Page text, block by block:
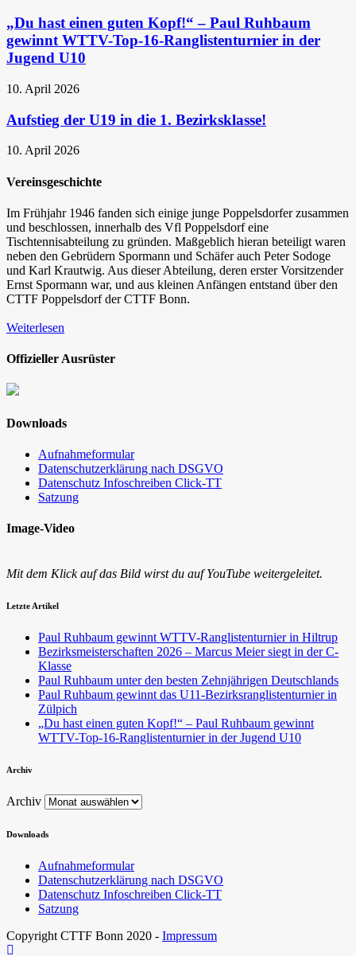
„Du hast einen guten Kopf!“ – Paul Ruhbaum
gewinnt WTTV-Top-16-Ranglistenturnier in der
Jugend U10
10. April 2026
Aufstieg der U19 in die 1. Bezirksklasse!
10. April 2026
Vereinsgeschichte
Im Frühjahr 1946 fanden sich einige junge Poppelsdorfer zusammen
und beschlossen, innerhalb des Vfl Poppelsdorf eine
Tischtennisabteilung zu gründen. Maßgeblich hieran beteiligt waren
neben den Gebrüdern Spormann und Schäfer auch Peter Sodoge
und Karl Krautwig. Aus dieser Abteilung, deren erster Vorsitzender
Ernst Spormann war, und aus kleinen Anfängen entstand über den
CTTF Poppelsdorf der CTTF Bonn.
Weiterlesen
Offizieller Ausrüster
Downloads
Aufnahmeformular
Datenschutzerklärung nach DSGVO
Datenschutz Infoschreiben Click-TT
Satzung
Image-Video
Mit dem Klick auf das Bild wirst du auf YouTube weitergeleitet.
Letzte Artikel
Paul Ruhbaum gewinnt WTTV-Ranglistenturnier in Hiltrup
Bezirksmeisterschaften 2026 – Marcus Meier siegt in der C-
Klasse
Paul Ruhbaum unter den besten Zehnjährigen Deutschlands
Paul Ruhbaum gewinnt das U11-Bezirksranglistenturnier in
Zülpich
„Du hast einen guten Kopf!“ – Paul Ruhbaum gewinnt
WTTV-Top-16-Ranglistenturnier in der Jugend U10
Archiv
Archiv
Downloads
Aufnahmeformular
Datenschutzerklärung nach DSGVO
Datenschutz Infoschreiben Click-TT
Satzung
Copyright CTTF Bonn 2020 - Impressum